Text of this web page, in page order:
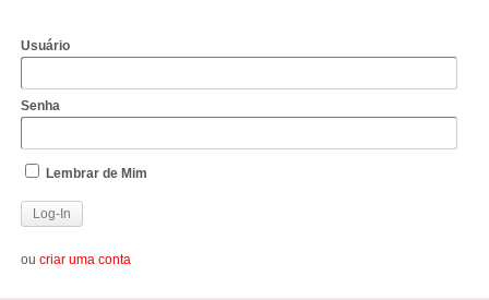
Usuário
Senha
Lembrar de Mim
ou criar uma conta